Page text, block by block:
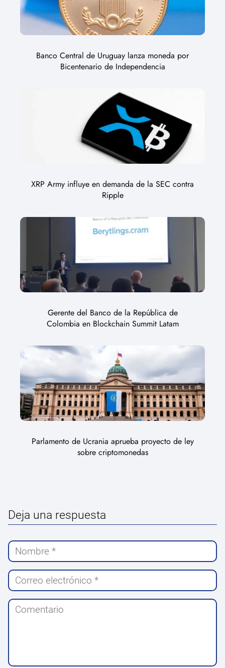
Banco Central de Uruguay lanza moneda por
Bicentenario de Independencia
XRP Army influye en demanda de la SEC contra
Ripple
Gerente del Banco de la República de
Colombia en Blockchain Summit Latam
Parlamento de Ucrania aprueba proyecto de ley
sobre criptomonedas
Deja una respuesta